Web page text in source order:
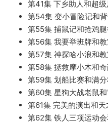
第41集 下乡助人和超
第54集 变小冒险记和
第55集 捕鼠记和抢鸡
第56集 我要举班牌和
第57集 神探哈小浪和
第58集 拯救摩小木和
第59集 划船比赛和满
第60集 星狗大战老鼠
第61集 完美的演出和天
第62集 铁人三项运动